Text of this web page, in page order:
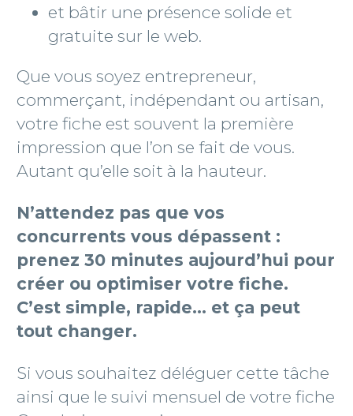
et bâtir une présence solide et
gratuite sur le web.
Que vous soyez entrepreneur,
commerçant, indépendant ou artisan,
votre fiche est souvent la première
impression que l’on se fait de vous.
Autant qu’elle soit à la hauteur.
N’attendez pas que vos
concurrents vous dépassent :
prenez 30 minutes aujourd’hui pour
créer ou optimiser votre fiche.
C’est simple, rapide… et ça peut
tout changer.
Si vous souhaitez déléguer cette tâche
ainsi que le suivi mensuel de votre fiche